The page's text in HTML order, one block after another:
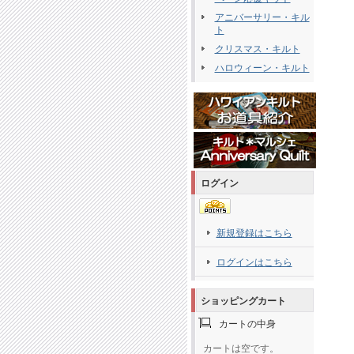
アニバーサリー・キル
ト
クリスマス・キルト
ハロウィーン・キルト
ログイン
新規登録はこちら
ログインはこちら
ショッピングカート
カートの中身
カートは空です。